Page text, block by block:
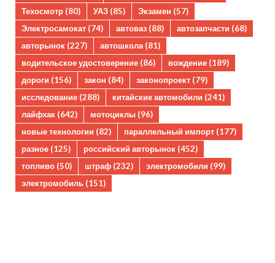
Техосмотр (80) УАЗ (85) Экзамен (57)
Электросамокат (74) автоваз (88) автозапчасти (68)
авторынок (227) автошкола(81)
водительское удостоверение (86) вождение (189)
дороги (156) закон (84) законопроект (79)
исследование (288) китайские автомобили (241)
лайфхак (642) мотоциклы (96)
новые технологии (82) параллельный импорт (177)
разное (125) российский авторынок (452)
топливо (50) штраф (232) электромобили (99)
электромобиль (151)